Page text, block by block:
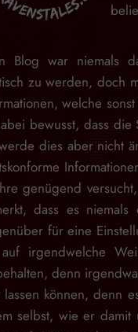
Blog war niemals
zu werden, doch
welche
bewusst, dass
dies aber nicht
genügend
dass es
für eine
irgendwelche
denn
lassen können, denn
selbst, wie er